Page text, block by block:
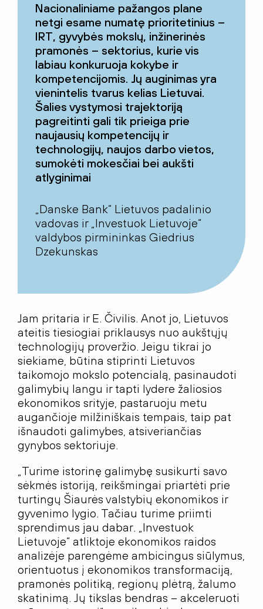
Nacionaliniame pažangos plane
netgi esame numatę prioritetinius –
IRT, gyvybės mokslų, inžinerinės
pramonės – sektorius, kurie vis
labiau konkuruoja kokybe ir
kompetencijomis. Jų auginimas yra
vienintelis tvarus kelias Lietuvai.
Šalies vystymosi trajektoriją
pagreitinti gali tik prieiga prie
naujausių kompetencijų ir
technologijų, naujos darbo vietos,
sumokėti mokesčiai bei aukšti
atlyginimai
„Danske Bank“ Lietuvos padalinio
vadovas ir „Investuok Lietuvoje“
valdybos pirmininkas Giedrius
Dzekunskas
Jam pritaria ir E. Čivilis. Anot jo, Lietuvos
ateitis tiesiogiai priklausys nuo aukštųjų
technologijų proveržio. Jeigu tikrai jo
siekiame, būtina stiprinti Lietuvos
taikomojo mokslo potencialą, pasinaudoti
galimybių langu ir tapti lydere žaliosios
ekonomikos srityje, pastaruoju metu
augančioje milžiniškais tempais, taip pat
išnaudoti galimybes, atsiveriančias
gynybos sektoriuje.
„Turime istorinę galimybę susikurti savo
sėkmės istoriją, reikšmingai priartėti prie
turtingų Šiaurės valstybių ekonomikos ir
gyvenimo lygio. Tačiau turime priimti
sprendimus jau dabar. „Investuok
Lietuvoje“ atliktoje ekonomikos raidos
analizėje parengėme ambicingus siūlymus,
orientuotus į ekonomikos transformaciją,
pramonės politiką, regionų plėtrą, žalumo
skatinimą. Jų tikslas bendras – akceleruoti